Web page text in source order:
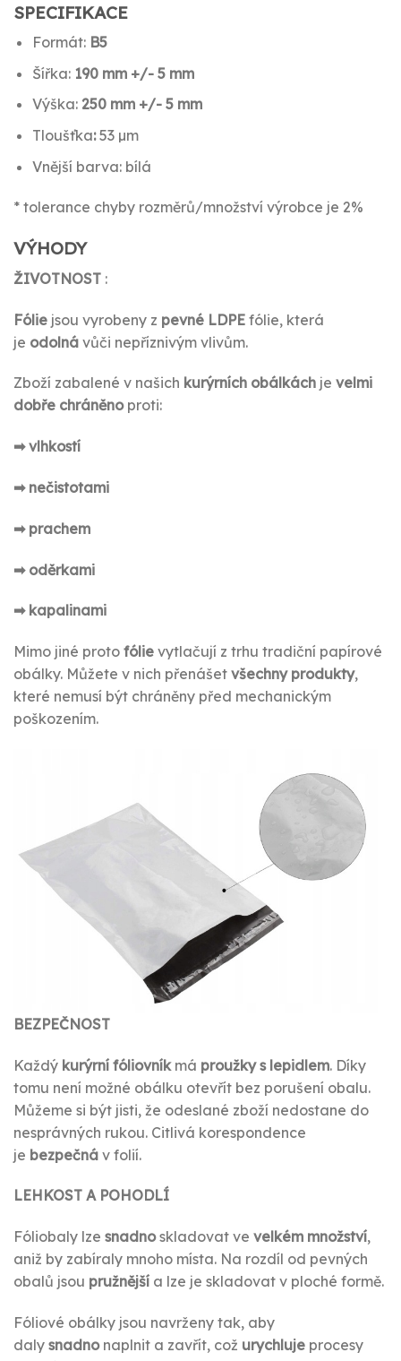
SPECIFIKACE
Formát: B5
Šířka: 190 mm +/- 5 mm
Výška: 250 mm +/- 5 mm
Tloušťka:53 µm
Vnější barva: bílá
* tolerance chyby rozměrů/množství výrobce je 2%
VÝHODY
ŽIVOTNOST :
Fólie jsou vyrobeny z pevné LDPE fólie, která
je odolná vůči nepříznivým vlivům.
Zboží zabalené v našich kurýrních obálkách je velmi
dobře chráněnoproti:
➡ vlhkostí
➡ nečistotami
➡ prachem
➡ oděrkami
➡ kapalinami
Mimo jiné proto fólie vytlačují z trhu tradiční papírové
obálky. Můžete v nich přenášet všechny produkty,
které nemusí být chráněny před mechanickým
poškozením.
BEZPEČNOST
Každý kurýrní fóliovníkmá proužky s lepidlem. Díky
tomu není možné obálku otevřít bez porušení obalu.
Můžeme si být jisti, že odeslané zboží nedostane do
nesprávných rukou. Citlivá korespondence
je bezpečná v folií.
LEHKOST A POHODLÍ
Fóliobaly lze snadnoskladovat ve velkém množství,
aniž by zabíraly mnoho místa. Na rozdíl od pevných
obalů jsou pružnější a lze je skladovat v ploché formě.
Fóliové obálky jsou navrženy tak, aby
daly snadno naplnit a zavřít, což urychluje procesy